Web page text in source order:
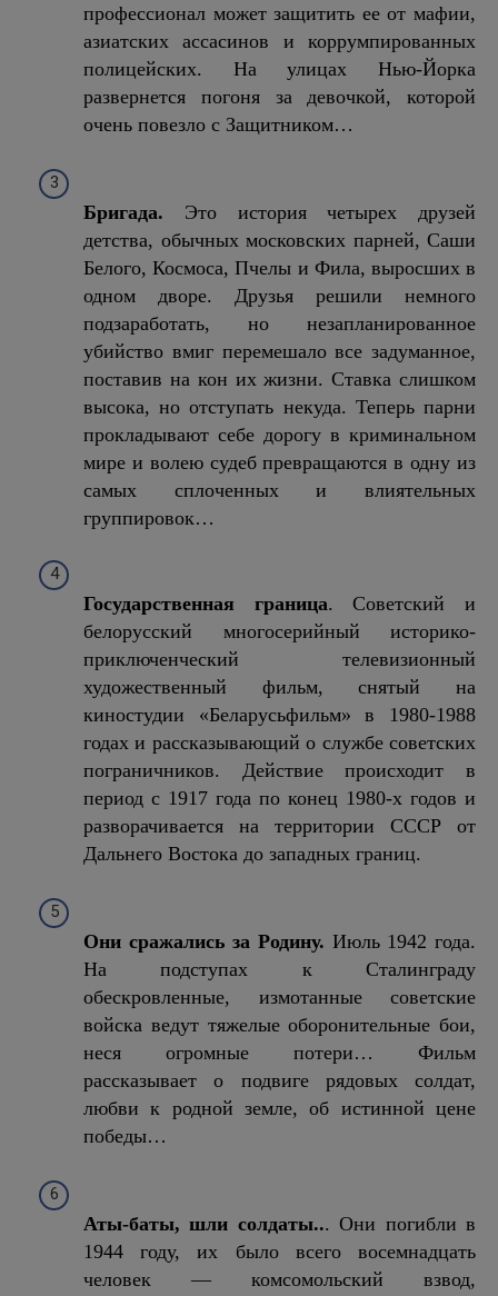
профессионал может защитить ее от мафии,
азиатских ассасинов и коррумпированных
полицейских. На улицах Нью-Йорка
развернется погоня за девочкой, которой
очень повезло с Защитником…
Бригада. Это история четырех друзей
детства, обычных московских парней, Саши
Белого, Космоса, Пчелы и Фила, выросших в
одном дворе. Друзья решили немного
подзаработать, но незапланированное
убийство вмиг перемешало все задуманное,
поставив на кон их жизни. Ставка слишком
высока, но отступать некуда. Теперь парни
прокладывают себе дорогу в криминальном
мире и волею судеб превращаются в одну из
самых сплоченных и влиятельных
группировок…
Государственная граница. Советский и
белорусский многосерийный историко-
приключенческий телевизионный
художественный фильм, снятый на
киностудии «Беларусьфильм» в 1980-1988
годах и рассказывающий о службе советских
пограничников. Действие происходит в
период с 1917 года по конец 1980-х годов и
разворачивается на территории СССР от
Дальнего Востока до западных границ.
Они сражались за Родину. Июль 1942 года.
На подступах к Сталинграду
обескровленные, измотанные советские
войска ведут тяжелые оборонительные бои,
неся огромные потери… Фильм
рассказывает о подвиге рядовых солдат,
любви к родной земле, об истинной цене
победы…
Аты-баты, шли солдаты... Они погибли в
1944 году, их было всего восемнадцать
человек — комсомольский взвод,